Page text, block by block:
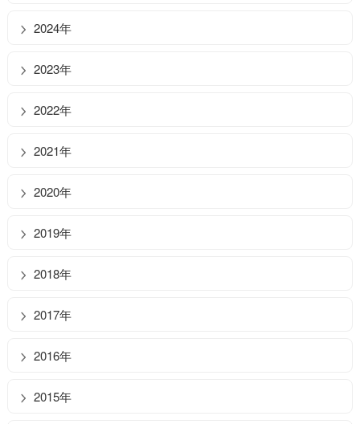
2024年
2023年
2022年
2021年
2020年
2019年
2018年
2017年
2016年
2015年